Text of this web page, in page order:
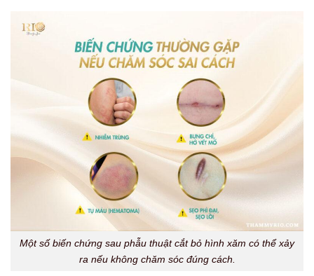
Một số biến chứng sau phẫu thuật cắt bỏ hình xăm có thể xảy
ra nếu không chăm sóc đúng cách.